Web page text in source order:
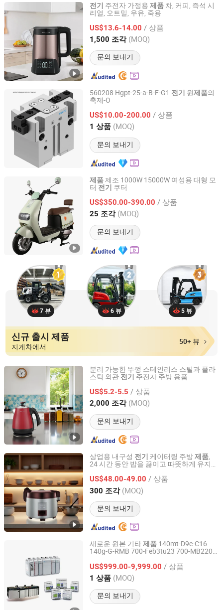
전기 주전자 가정용 제품 차, 커피, 즉석 시
리얼, 오트밀, 우유, 죽용
US$13.6-14.00 / 상품
1,500 조각 (MOQ)
문의 보내기
Guangdong Woya Electrical Appliance Co., Ltd.
Guangdong, China 이후 2020
560208 Hgpt-25-a-B-F-G1 전기 원제품의
축제-O
US$10.00-200.00 / 상품
1 상품 (MOQ)
문의 보내기
Shenzhen Aimiqu Technology Co., Ltd.
Guangdong, China 이후 2022
제품제조 1000W 15000W 여성용 대형 모
터 전기
쿠터
US$350.00-390.00 / 상품
25 조각 (MOQ)
문의 보내기
Zhejiang Zuboo Technology Co., Ltd.
Zhejiang, China 이후 2020
7 뷰 6 뷰 5 뷰
신규 출시 제품
지게차에서
50+ 뷰
분리 가능한 뚜껑 스테인리스 스틸과 플라
스틱 외관 전기
주전자 주방 용품
US$5.2-5.5 / 상품
2,000 조각 (MOQ)
문의 보내기
Guangdong Woya Electrical Appliance Co., Ltd.
Guangdong, China 이후 2020
상업용 내구성 전기 케이터링 주방제품,
24 시간 동안 밥을 끓이고 따뜻하게 유지하
US$48.00-49.00 / 상품
300 조각 (MOQ)
문의 보내기
Guangdong Woya Electrical Appliance Co., Ltd.
Guangdong, China 이후 2020
새로운 원본 기타제품 140mt-D9e-C16
140g-G-RMB 700-Feb3tu23 700-MB220
140mt-D9e-C32 1734-Tb 1769-Ba 440g-
A27011
US$999.00-9,999.00 / 상품
1 상품 (MOQ)
문의 보내기
Xiamen Liuxian Industrial Co., Ltd.
Fujian, China 이후 2025